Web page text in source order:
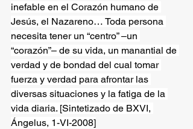
inefable en el Corazón humano de
Jesús, el Nazareno… Toda persona
necesita tener un “centro” –un
“corazón”– de su vida, un manantial de
verdad y de bondad del cual tomar
fuerza y verdad para afrontar las
diversas situaciones y la fatiga de la
vida diaria. [Sintetizado de BXVI,
Ángelus, 1-VI-2008]